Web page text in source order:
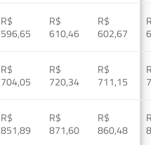
R$
596,65
R$
610,46
R$
602,67
R$
704,05
R$
720,34
R$
711,15
R$
851,89
R$
871,60
R$
860,48